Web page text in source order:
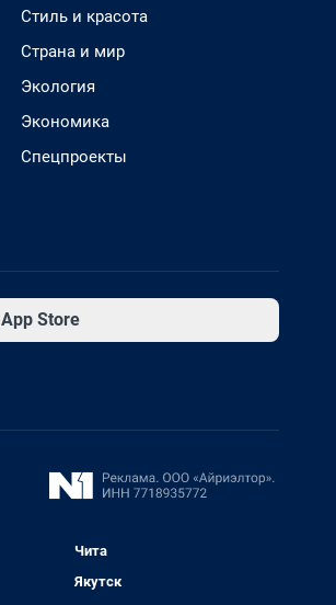
Стиль и красота
Страна и мир
Экология
Экономика
Спецпроекты
App Store
Чита
Якутск